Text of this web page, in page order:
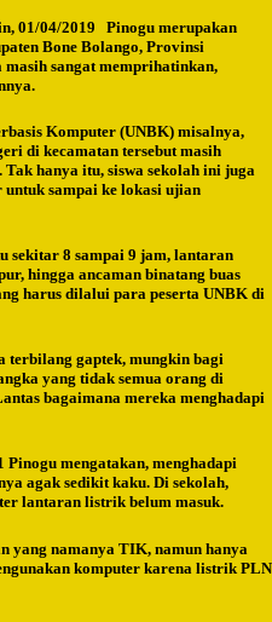
01/04/2019 Pinogu merupakan
Bone Bolango, Provinsi
sangat memprihatinkan,
Komputer (UNBK) misalnya,
di kecamatan tersebut masih
hanya itu, siswa sekolah ini juga
sampai ke lokasi ujian
sekitar 8 sampai 9 jam, lantaran
hingga ancaman binatang buas
harus dilalui para peserta UNBK di
terbilang gaptek, mungkin bagi
yang tidak semua orang di
bagaimana mereka menghadapi
Pinogu mengatakan, menghadapi
agak sedikit kaku. Di sekolah,
lantaran listrik belum masuk.
yang namanya TIK, namun hanya
komputer karena listrik PLN